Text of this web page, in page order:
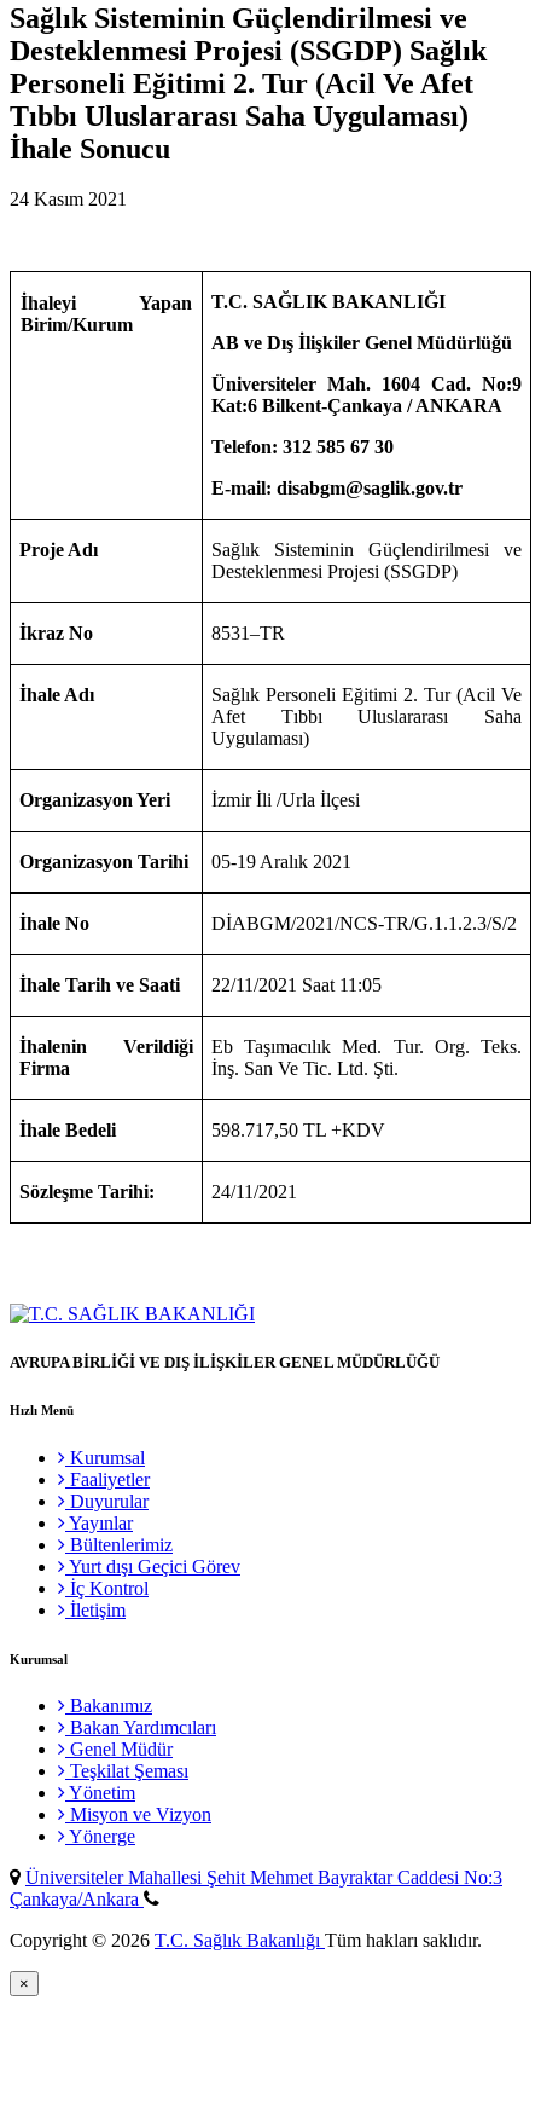
Sağlık Sisteminin Güçlendirilmesi ve
Desteklenmesi Projesi (SSGDP) Sağlık
Personeli Eğitimi 2. Tur (Acil Ve Afet
Tıbbı Uluslararası Saha Uygulaması)
İhale Sonucu
24 Kasım 2021
İhaleyi Yapan
Birim/Kurum
T.C. SAĞLIK BAKANLIĞI
AB ve Dış İlişkiler Genel Müdürlüğü
Üniversiteler Mah. 1604 Cad. No:9
Kat:6 Bilkent-Çankaya / ANKARA
Telefon: 312 585 67 30
E-mail: disabgm@saglik.gov.tr
Proje Adı
Sağlık Sisteminin Güçlendirilmesi ve
Desteklenmesi Projesi (SSGDP)
İkraz No 8531–TR
İhale Adı
Sağlık Personeli Eğitimi 2. Tur (Acil Ve
Afet Tıbbı Uluslararası Saha
Uygulaması)
Organizasyon Yeri İzmir İli /Urla İlçesi
Organizasyon Tarihi 05-19 Aralık 2021
İhale No DİABGM/2021/NCS-TR/G.1.1.2.3/S/2
İhale Tarih ve Saati 22/11/2021 Saat 11:05
İhalenin Verildiği
Firma
Eb Taşımacılık Med. Tur. Org. Teks.
İnş. San Ve Tic. Ltd. Şti.
İhale Bedeli 598.717,50 TL +KDV
Sözleşme Tarihi: 24/11/2021
AVRUPA BİRLİĞİ VE DIŞ İLİŞKİLER GENEL MÜDÜRLÜĞÜ
Hızlı Menü
Kurumsal
Faaliyetler
Duyurular
Yayınlar
Bültenlerimiz
Yurt dışı Geçici Görev
İç Kontrol
İletişim
Kurumsal
Bakanımız
Bakan Yardımcıları
Genel Müdür
Teşkilat Şeması
Yönetim
Misyon ve Vizyon
Yönerge
Üniversiteler Mahallesi Şehit Mehmet Bayraktar Caddesi No:3
Çankaya/Ankara
Copyright © 2026 T.C. Sağlık Bakanlığı Tüm hakları saklıdır.
×